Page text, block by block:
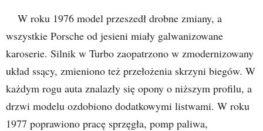
W roku 1976 model przeszedł drobne zmiany, a
wszystkie Porsche od jesieni miały galwanizowane
karoserie. Silnik w Turbo zaopatrzono w zmodernizowany
układ ssący, zmieniono też przełożenia skrzyni biegów. W
każdym rogu auta znalazły się opony o niższym profilu, a
drzwi modelu ozdobiono dodatkowymi listwami. W roku
1977 poprawiono pracę sprzęgła, pomp paliwa,